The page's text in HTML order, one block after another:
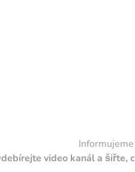
video kanál a šiřte,